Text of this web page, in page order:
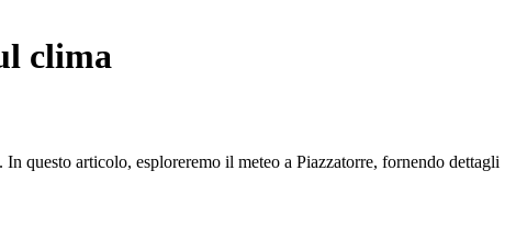
clima
questo articolo, esploreremo il meteo a Piazzatorre, fornendo dettagli